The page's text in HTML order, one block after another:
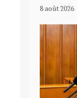
8 août 2026